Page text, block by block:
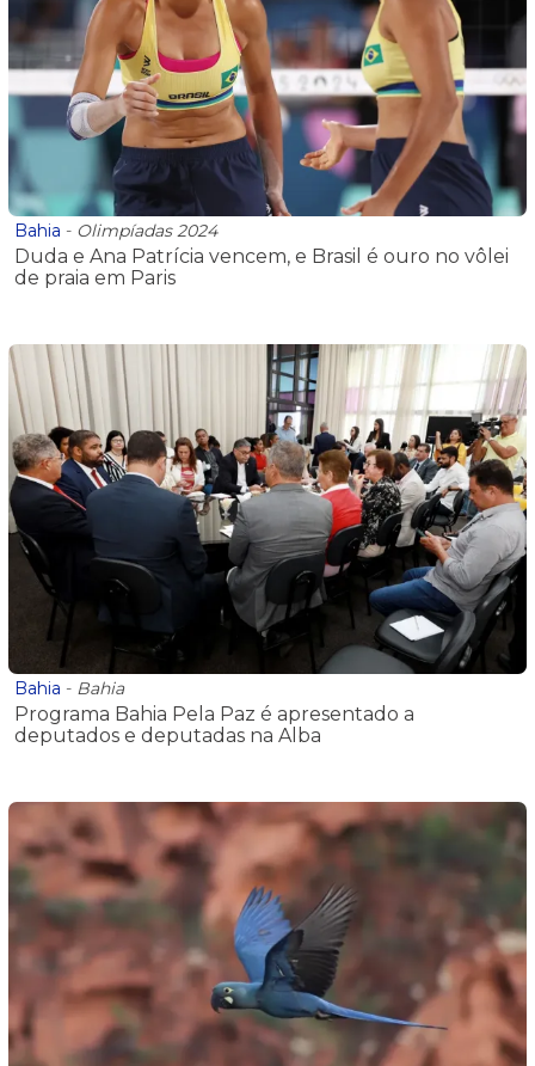
Bahia - Olimpíadas 2024
Duda e Ana Patrícia vencem, e Brasil é ouro no vôlei
de praia em Paris
Bahia - Bahia
Programa Bahia Pela Paz é apresentado a
deputados e deputadas na Alba